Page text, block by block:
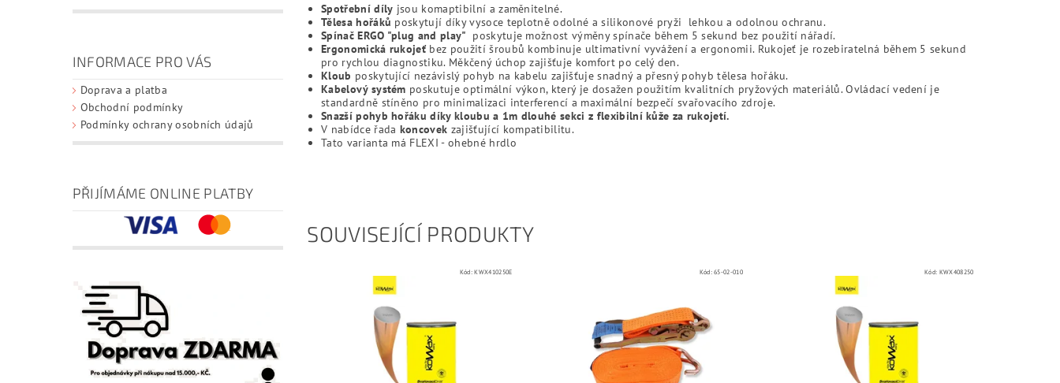
INFORMACE PRO VÁS
Doprava a platba
Obchodní podmínky
Podmínky ochrany osobních údajů
PŘIJÍMÁME ONLINE PLATBY
Spotřební díly jsou komaptibilní a zaměnitelné.
Tělesa hořáků poskytují díky vysoce teplotně odolné a silikonové pryži lehkou a odolnou ochranu.
Spínač ERGO "plug and play" poskytuje možnost výměny spínače během 5 sekund bez použití nářadí.
Ergonomická rukojeť bez použití šroubů kombinuje ultimativní vyvážení a ergonomii. Rukojeť je rozebiratelná během 5 sekund
pro rychlou diagnostiku. Měkčený úchop zajišťuje komfort po celý den.
Kloub poskytující nezávislý pohyb na kabelu zajišťuje snadný a přesný pohyb tělesa hořáku.
Kabelový systém poskutuje optimální výkon, který je dosažen použitím kvalitních pryžových materiálů. Ovládací vedení je
standardně stíněno pro minimalizaci interferencí a maximální bezpečí svařovacího zdroje.
Snazší pohyb hořáku díky kloubu a 1m dlouhé sekci z flexibilní kůže za rukojetí.
V nabídce řada koncovek zajišťující kompatibilitu.
Tato varianta má FLEXI - ohebné hrdlo
SOUVISEJÍCÍ PRODUKTY
Kód:KWX410250E Kód:65-02-010 Kód: KWX408250